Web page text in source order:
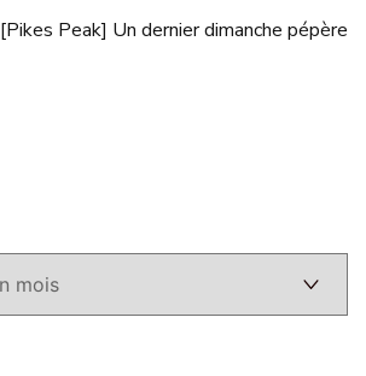
[Pikes Peak] Un dernier dimanche pépère